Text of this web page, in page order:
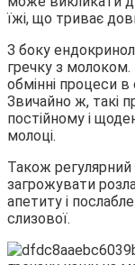
їжі, що триває
З боку
гречку з
обмінні процеси в
Звичайно ж, такі
постійному і
молоці.
Також
загрожувати
апетиту і
слизової.